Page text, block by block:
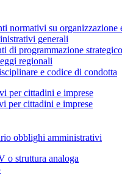
normativi su organizzazione
generali
di programmazione
regionali
e codice di condotta
per cittadini e imprese
per cittadini e imprese
obblighi amministrativi
o struttura analoga